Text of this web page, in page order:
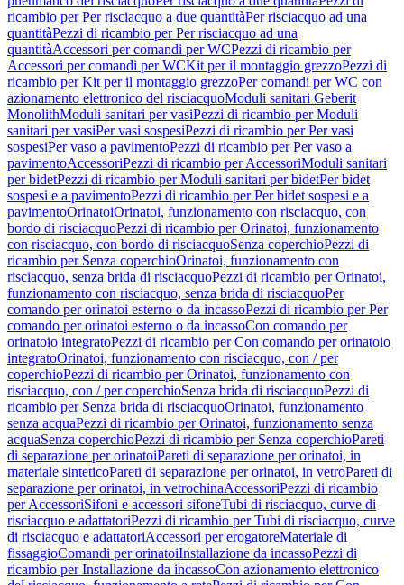
ricambio per Per risciacquo a due quantitàPer risciacquo ad una
quantitàPezzi di ricambio per Per risciacquo ad una
quantitàAccessori per comandi per WCPezzi di ricambio per
Accessori per comandi per WCKit per il montaggio grezzoPezzi di
ricambio per Kit per il montaggio grezzoPer comandi per WC con
azionamento elettronico del risciacquoModuli sanitari Geberit
MonolithModuli sanitari per vasiPezzi di ricambio per Moduli
sanitari per vasiPer vasi sospesiPezzi di ricambio per Per vasi
sospesiPer vaso a pavimentoPezzi di ricambio per Per vaso a
pavimentoAccessoriPezzi di ricambio per AccessoriModuli sanitari
per bidetPezzi di ricambio per Moduli sanitari per bidetPer bidet
sospesi e a pavimentoPezzi di ricambio per Per bidet sospesi e a
pavimentoOrinatoiOrinatoi, funzionamento con risciacquo, con
bordo di risciacquoPezzi di ricambio per Orinatoi, funzionamento
con risciacquo, con bordo di risciacquoSenza coperchioPezzi di
ricambio per Senza coperchioOrinatoi, funzionamento con
risciacquo, senza brida di risciacquoPezzi di ricambio per Orinatoi,
funzionamento con risciacquo, senza brida di risciacquoPer
comando per orinatoi esterno o da incassoPezzi di ricambio per Per
comando per orinatoi esterno o da incassoCon comando per
orinatoio integratoPezzi di ricambio per Con comando per orinatoio
integratoOrinatoi, funzionamento con risciacquo, con / per
coperchioPezzi di ricambio per Orinatoi, funzionamento con
risciacquo, con / per coperchioSenza brida di risciacquoPezzi di
ricambio per Senza brida di risciacquoOrinatoi, funzionamento
senza acquaPezzi di ricambio per Orinatoi, funzionamento senza
acquaSenza coperchioPezzi di ricambio per Senza coperchioPareti
di separazione per orinatoiPareti di separazione per orinatoi, in
materiale sinteticoPareti di separazione per orinatoi, in vetroPareti di
separazione per orinatoi, in vetrochinaAccessoriPezzi di ricambio
per AccessoriSifoni e accessori sifoneTubi di risciacquo, curve di
risciacquo e adattatoriPezzi di ricambio per Tubi di risciacquo, curve
di risciacquo e adattatoriAccessori per erogatoreMateriale di
fissaggioComandi per orinatoiInstallazione da incassoPezzi di
ricambio per Installazione da incassoCon azionamento elettronico